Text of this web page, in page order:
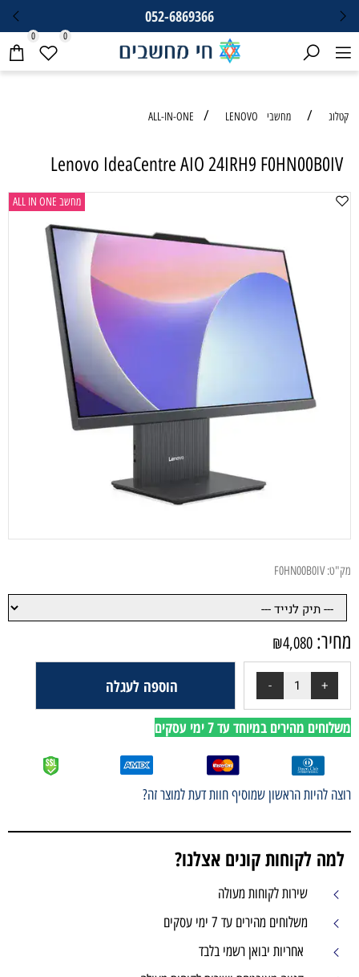
052-6869366
0 0
קטלוג / מחשבי ALL-IN-ONE / LENOVO
Lenovo IdeaCentre AIO 24IRH9 F0HN00B0IV
מחשב ALL IN ONE
מק"ט: F0HN00B0IV
מחיר: ₪4,080
הוספה לעגלה
משלוחים מהירים במיוחד עד 7 ימי עסקים
רוצה להיות הראשון שמוסיף חוות דעת למוצר זה?
למה לקוחות קונים אצלנו?
שירות לקוחות מעולה
משלוחים מהירים עד 7 ימי עסקים
אחריות יבואן רשמי בלבד